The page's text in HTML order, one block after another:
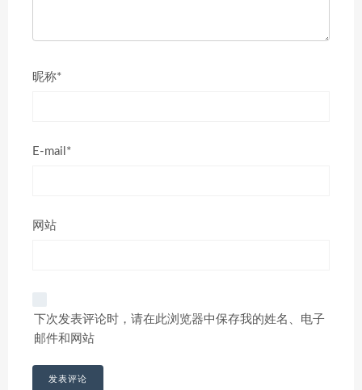
昵称*
E-mail*
网站
下次发表评论时，请在此浏览器中保存我的姓名、电子
邮件和网站